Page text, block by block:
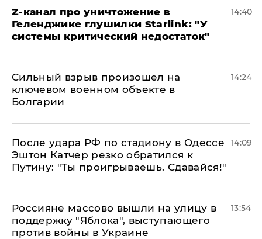
Z-канал про уничтожение в
Геленджике глушилки Starlink: "У
системы критический недостаток"
14:40
Сильный взрыв произошел на
ключевом военном объекте в
Болгарии
14:24
После удара РФ по стадиону в Одессе
Эштон Катчер резко обратился к
Путину: "Ты проигрываешь. Сдавайся!"
14:09
Россияне массово вышли на улицу в
поддержку "Яблока", выступающего
против войны в Украине
13:54